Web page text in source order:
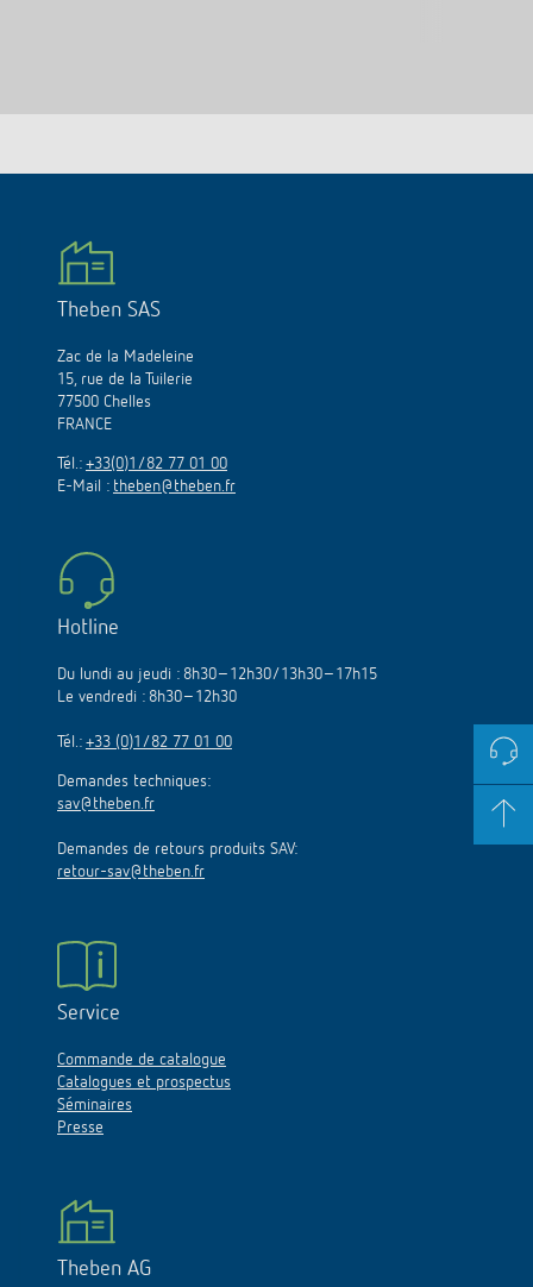
Theben SAS
Zac de la Madeleine
15, rue de la Tuilerie
77500 Chelles
FRANCE
Tél.: +33(0)1/82 77 01 00
E-Mail : theben@theben.fr
Hotline
Du lundi au jeudi : 8h30–12h30/13h30–17h15
Le vendredi : 8h30–12h30
Tél.: +33 (0)1/82 77 01 00
Demandes techniques:
sav@theben.fr
Demandes de retours produits SAV:
retour-sav@theben.fr
Service
Commande de catalogue
Catalogues et prospectus
Séminaires
Presse
Theben AG